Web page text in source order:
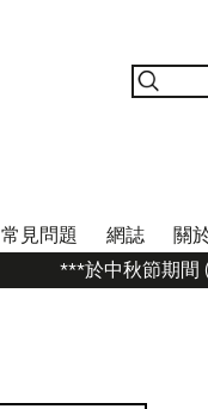
常見問題 網誌
關
***於中秋節期間